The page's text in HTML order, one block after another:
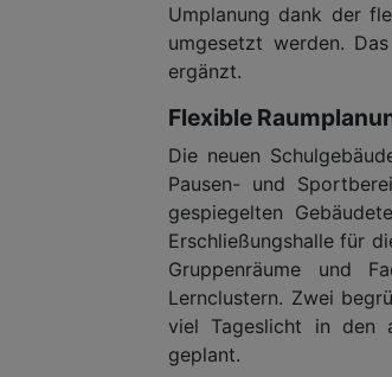
Umplanung dank der
umgesetzt werden.
ergänzt.
Flexible
Die neuen
Pausen- und
gespiegelten
Erschließungshalle für
Gruppenräume und
Lernclustern. Zwei
viel Tageslicht in den
geplant.